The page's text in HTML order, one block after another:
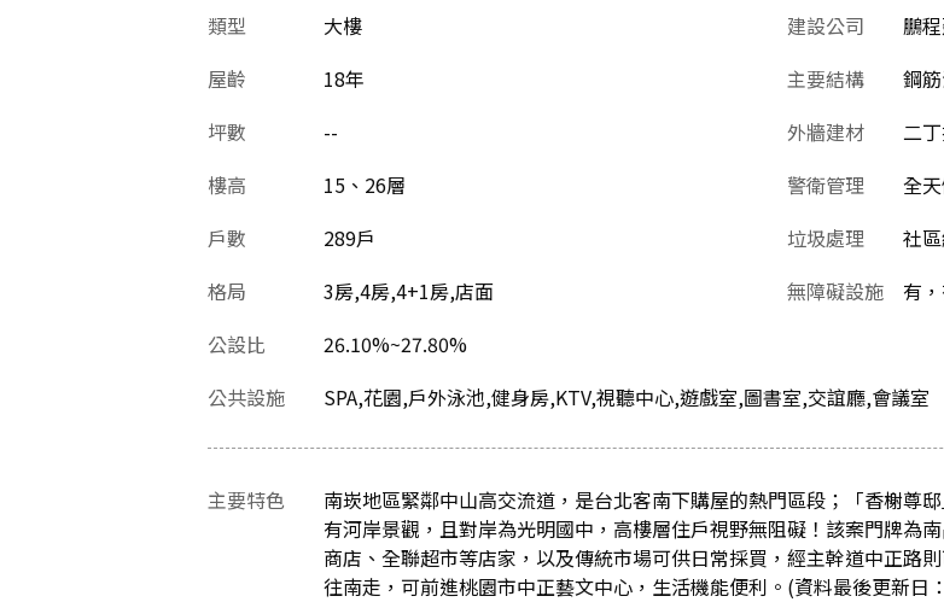
類型
大樓
屋齡
18年
坪數
--
樓高
15、26層
戶數
289戶
格局
3房,4房,4+1房,店面
公設比
26.10%~27.80%
建設公司
鵬
主要結構
鋼
外牆建材
二
警衛管理
全
垃圾處理
社
無障礙設施
有
公共設施 SPA,花園,戶外泳池,健身房,KTV,視聽中心,遊戲室,圖書室,交誼廳,會議室
主要特色
南崁地區緊鄰中山高交流道，是台北客南下購屋的熱門區段；「香榭尊
有河岸景觀，且對岸為光明國中，高樓層住戶視野無阻礙！該案門牌為
商店、全聯超市等店家，以及傳統市場可供日常採買，經主幹道中正路
往南走，可前進桃園市中正藝文中心，生活機能便利。(資料最後更新日